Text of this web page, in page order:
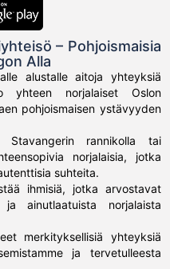
– Pohjoismaisia
Alla
alustalle aitoja yhteyksiä
yhteen norjalaiset Oslon
pohjoismaisen ystävyyden
Stavangerin rannikolla tai
norjalaisia, jotka
suhteita.
ihmisiä, jotka arvostavat
ja ainutlaatuista norjalaista
merkityksellisiä yhteyksiä
ja tervetulleesta